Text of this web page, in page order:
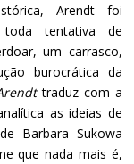
Arendt foi
toda tentativa de
um carrasco,
burocrática da
traduz com a
as ideias de
Barbara Sukowa
que nada mais é,